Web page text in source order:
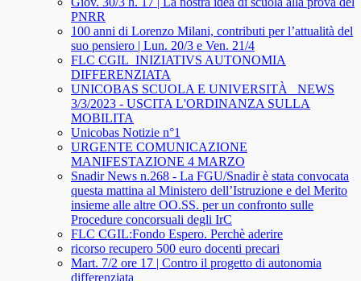
PNRR
100 anni di Lorenzo Milani, contributi per l’attualità del
suo pensiero | Lun. 20/3 e Ven. 21/4
FLC CGIL_INIZIATIVS AUTONOMIA
DIFFERENZIATA
UNICOBAS SCUOLA E UNIVERSITÀ _NEWS
3/3/2023 - USCITA L'ORDINANZA SULLA
MOBILITA
Unicobas Notizie n°1
URGENTE COMUNICAZIONE
MANIFESTAZIONE 4 MARZO
Snadir News n.268 - La FGU/Snadir è stata convocata
questa mattina al Ministero dell’Istruzione e del Merito
insieme alle altre OO.SS. per un confronto sulle
Procedure concorsuali degli IrC
FLC CGIL:Fondo Espero. Perchè aderire
ricorso recupero 500 euro docenti precari
Mart. 7/2 ore 17 | Contro il progetto di autonomia
differenziata